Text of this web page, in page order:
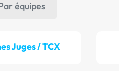
équipes
Juges / TCX